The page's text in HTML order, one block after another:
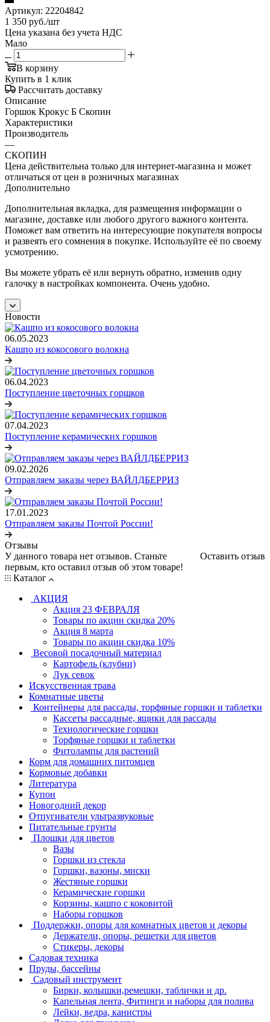
Артикул: 22204842
1 350 руб./шт
Цена указана без учета НДС
Мало
В корзину
Купить в 1 клик
Рассчитать доставку
Описание
Горшок Крокус Б Скопин
Характеристики
Производитель
—
СКОПИН
Цена действительна только для интернет-магазина и может
отличаться от цен в розничных магазинах
Дополнительно
Дополнительная вкладка, для размещения информации о
магазине, доставке или любого другого важного контента.
Поможет вам ответить на интересующие покупателя вопросы
и развеять его сомнения в покупке. Используйте её по своему
усмотрению.
Вы можете убрать её или вернуть обратно, изменив одну
галочку в настройках компонента. Очень удобно.
Новости
06.05.2023
Кашпо из кокосового волокна
06.04.2023
Поступление цветочных горшков
07.04.2023
Поступление керамических горшков
09.02.2026
Отправляем заказы через ВАЙЛДБЕРРИЗ
17.01.2023
Отправляем заказы Почтой России!
Отзывы
Оставить отзыв
У данного товара нет отзывов. Станьте
первым, кто оставил отзыв об этом товаре!
Каталог
АКЦИЯ
Акция 23 ФЕВРАЛЯ
Товары по акции скидка 20%
Акция 8 марта
Товары по акции скидка 10%
Весовой посадочный материал
Картофель (клубни)
Лук севок
Искусственная трава
Комнатные цветы
Контейнеры для рассады, торфяные горшки и таблетки
Кассеты рассадные, ящики для рассады
Технологические горшки
Торфяные горшки и таблетки
Фитолампы для растений
Корм для домашних питомцев
Кормовые добавки
Литература
Купон
Новогодний декор
Отпугиватели ультразвуковые
Питательные грунты
Плошки для цветов
Вазы
Горшки из стекла
Горшки, вазоны, миски
Жестяные горшки
Керамические горшки
Корзины, кашпо с коковитой
Наборы горшков
Поддержки, опоры для комнатных цветов и декоры
Держатели, опоры, решетки для цветов
Стикеры, декоры
Садовая техника
Пруды, бассейны
Садовый инструмент
Бирки, колышки,ремешки, таблички и др.
Капельная лента, Фитинги и наборы для полива
Лейки, ведра, канистры